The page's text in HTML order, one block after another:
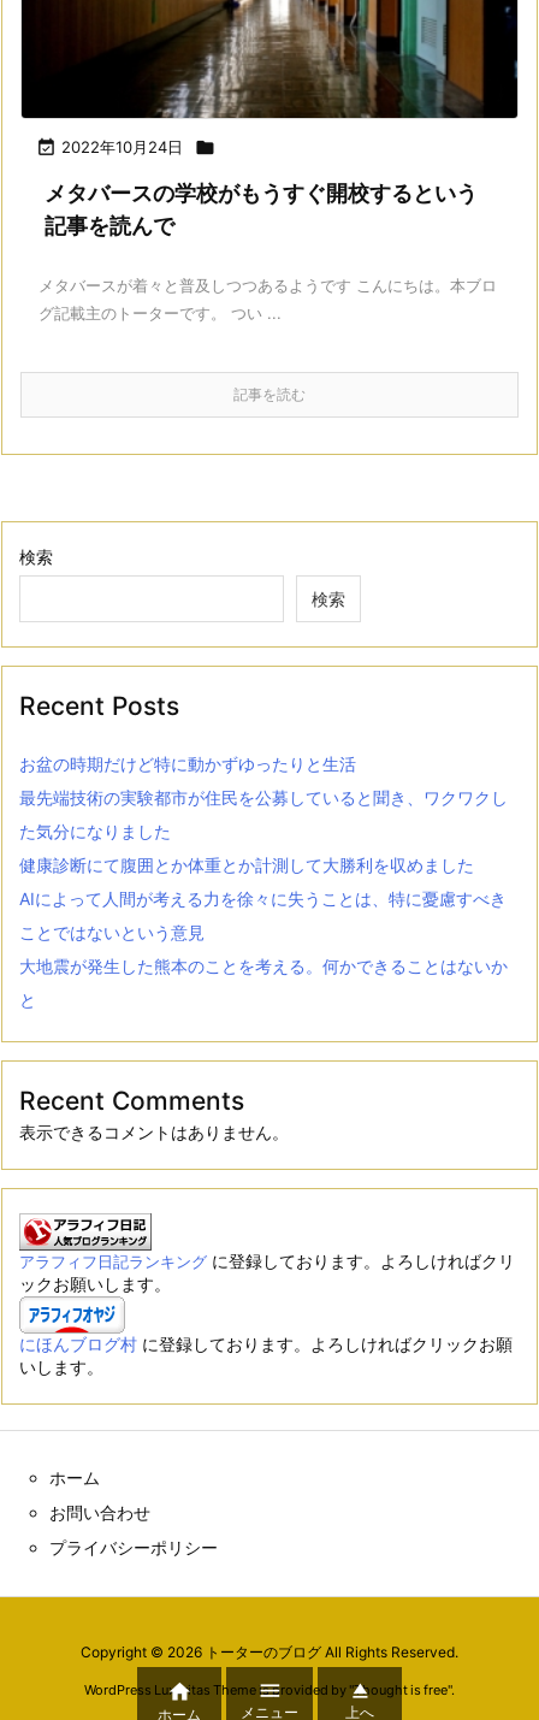
 2022年10月24日 
メタバースの学校がもうすぐ開校するという
記事を読んで
メタバースが着々と普及しつつあるようです こんにちは。本ブロ
グ記載主のトーターです。 つい ...
記事を読む
検索
検索
Recent Posts
お盆の時期だけど特に動かずゆったりと生活
最先端技術の実験都市が住民を公募していると聞き、ワクワクし
た気分になりました
健康診断にて腹囲とか体重とか計測して大勝利を収めました
AIによって人間が考える力を徐々に失うことは、特に憂慮すべき
ことではないという意見
大地震が発生した熊本のことを考える。何かできることはないか
と
Recent Comments
表示できるコメントはありません。
アラフィフ日記ランキング に登録しております。よろしければクリ
ックお願いします。
にほんブログ村 に登録しております。よろしければクリックお願
いします。
ホーム
お問い合わせ
プライバシーポリシー
Copyright © 2026 トーターのブログ All Rights Reserved.
WordPress Luxeritas Theme is provided by "Thought is free".

ホーム

メニュー

上へ